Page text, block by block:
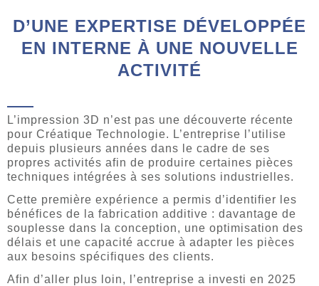
D’UNE EXPERTISE DÉVELOPPÉE
EN INTERNE À UNE NOUVELLE
ACTIVITÉ
L’impression 3D n’est pas une découverte récente
pour Créatique Technologie. L’entreprise l’utilise
depuis plusieurs années dans le cadre de ses
propres activités afin de produire certaines pièces
techniques intégrées à ses solutions industrielles.
Cette première expérience a permis d’identifier les
bénéfices de la fabrication additive : davantage de
souplesse dans la conception, une optimisation des
délais et une capacité accrue à adapter les pièces
aux besoins spécifiques des clients.
Afin d’aller plus loin, l’entreprise a investi en 2025